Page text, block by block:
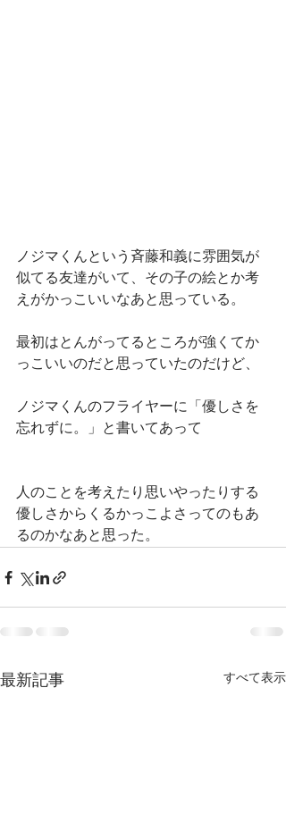
ノジマくんという斉藤和義に雰囲気が
似てる友達がいて、その子の絵とか考
えがかっこいいなあと思っている。
最初はとんがってるところが強くてか
っこいいのだと思っていたのだけど、
ノジマくんのフライヤーに「優しさを
忘れずに。」と書いてあって
人のことを考えたり思いやったりする
優しさからくるかっこよさってのもあ
るのかなあと思った。
最新記事 すべて表示